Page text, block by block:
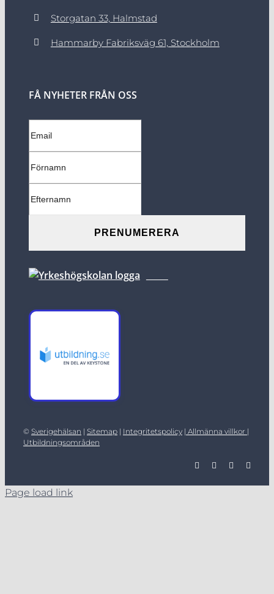
Storgatan 33, Halmstad
Hammarby Fabriksväg 61, Stockholm
FÅ NYHETER FRÅN OSS
© Sverigehälsan | Sitemap| Integritetspolicy| Allmänna villkor |
Utbildningsområden
Page load link